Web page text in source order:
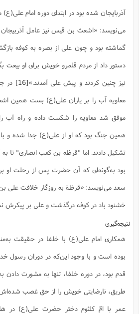
آذربایجان شده بود در ابتدای دوره امام
می‌‌نویسد: «اشعث بن قیس نیز عامل آذربیجان
گماشته بود و چون على از بصره به کوفه
دستور داد از مردم قلمرو خویش براى او بیعت
نیز چنین کردند و پیش على آمدند.»[16]
در
معاویه آب را بر یاران علی(ع)‌ بست همین
موفق شد معاویه را شکست داده و راه آب را
همین جنگ بود که او از علی(ع) جدا شده و با
تشکیل دادند. اما "قرظه بن کعب انصاری" تا به
بود به‌گونه‌ای که آن حضرت پس از رحلت او بر
سعد می‌نویسد: «قرظة به روزگار خلافت على
خشنود باد در کوفه درگذشت و على بر پیکرش
نتیجه‌گیری
همکاری امام علی(ع) با خلفا در حقیقت
بوده است و با وجود این‌که در دوران رسول
قدم بود، در دوره خلفا، تنها به مشورت دادن
طریق، نارضایتی خویش را از حق غصب شده‌اش
عمر با امّ کلثوم دختر حضرت علی(ع) در